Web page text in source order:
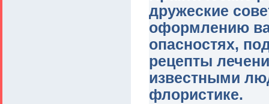
дружеские
оформлению
опасностях,
рецепты
известными
флористике.